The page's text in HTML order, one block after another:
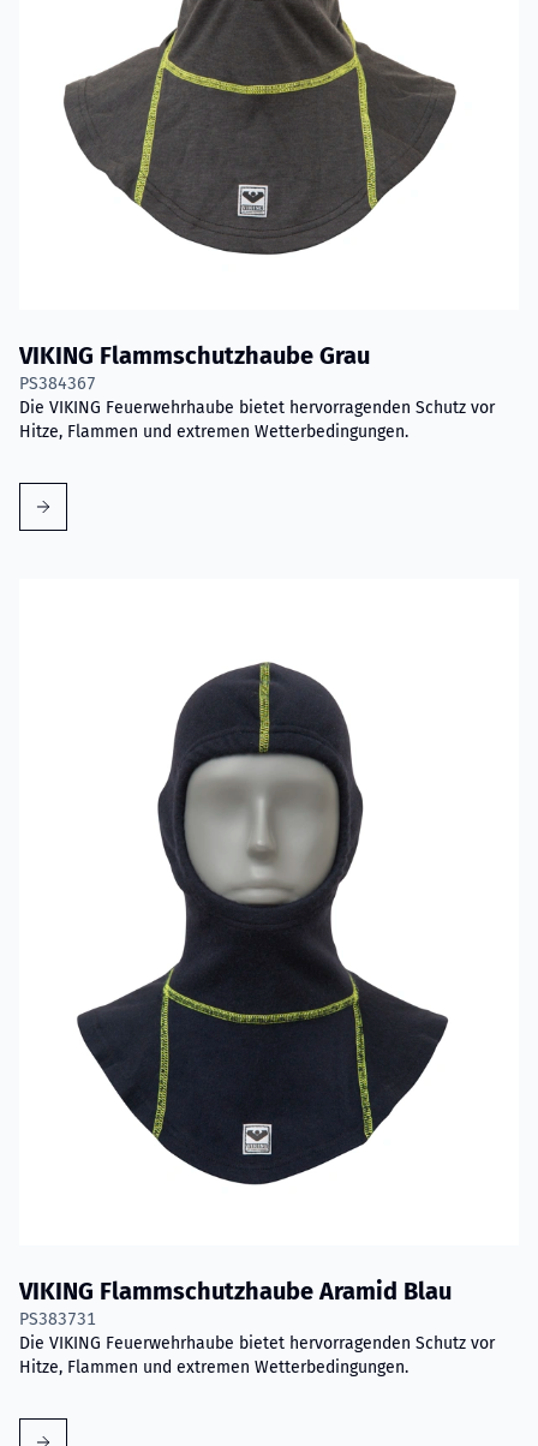
VIKING Flammschutzhaube Grau
PS384367
Die VIKING Feuerwehrhaube bietet hervorragenden Schutz vor
Hitze, Flammen und extremen Wetterbedingungen.
VIKING Flammschutzhaube Aramid Blau
PS383731
Die VIKING Feuerwehrhaube bietet hervorragenden Schutz vor
Hitze, Flammen und extremen Wetterbedingungen.